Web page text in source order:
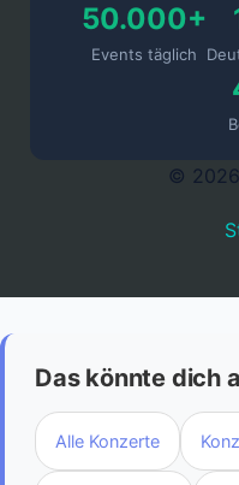
50.000+
Events täglich
©
Das könnte dich
Alle Konzerte